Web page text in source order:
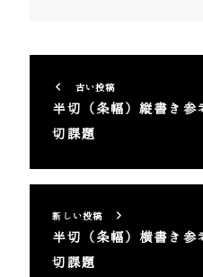
古い投稿
半切（条幅）縦書き参
切課題
新しい投稿
半切（条幅）横書き参
切課題